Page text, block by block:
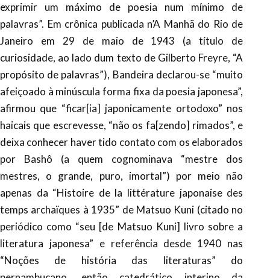
exprimir um máximo de poesia num mínimo de
palavras”. Em crônica publicada n’A Manhã do Rio de
Janeiro em 29 de maio de 1943 (a título de
curiosidade, ao lado dum texto de Gilberto Freyre, “A
propósito de palavras”), Bandeira declarou-se “muito
afeiçoado à minúscula forma fixa da poesia japonesa”,
afirmou que “ficar[ia] japonicamente ortodoxo” nos
haicais que escrevesse, “não os fa[zendo] rimados”, e
deixa conhecer haver tido contato com os elaborados
por Bashô (a quem cognominava “mestre dos
mestres, o grande, puro, imortal”) por meio não
apenas da “Histoire de la littérature japonaise des
temps archaïques à 1935” de Matsuo Kuni (citado no
periódico como “seu [de Matsuo Kuni] livro sobre a
literatura japonesa” e referência desde 1940 nas
“Noções de história das literaturas” do